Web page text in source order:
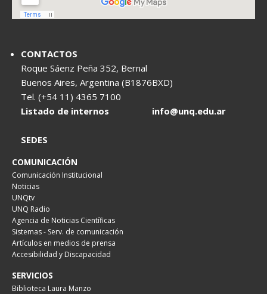
CONTACTOS
Roque Sáenz Peña 352, Bernal
Buenos Aires, Argentina (B1876BXD)
Tel. (+54 11) 4365 7100
Listado de internos
info@unq.edu.ar
SEDES
COMUNICACIÓN
Comunicación Institucional
Noticias
UNQtv
UNQ Radio
Agencia de Noticias Científicas
Sistemas - Serv. de comunicación
Artículos en medios de prensa
Accesibilidad y Discapacidad
SERVICIOS
Biblioteca Laura Manzo